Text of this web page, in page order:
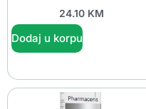
24.10 KM
Dodaj u korpu